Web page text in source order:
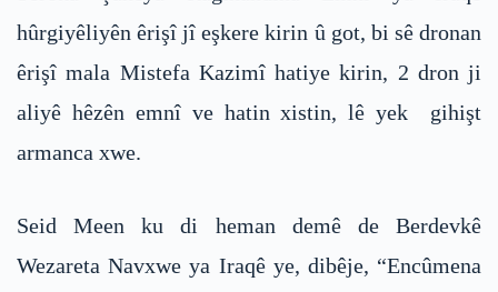
hûrgiyêliyên êrişî jî eşkere kirin û got, bi sê dronan
êrişî mala Mistefa Kazimî hatiye kirin, 2 dron ji
aliyê hêzên emnî ve hatin xistin, lê yek gihişt
armanca xwe.
Seid Meen ku di heman demê de Berdevkê
Wezareta Navxwe ya Iraqê ye, dibêje, “Encûmena